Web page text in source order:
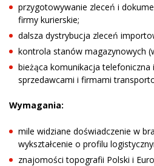
przygotowywanie zleceń i
firmy kurierskie;
dalsza dystrybucja zleceń
kontrola stanów magazynowych
bieżąca komunikacja
sprzedawcami i firmami
Wymagania:
mile widziane doświadczenie w
wykształcenie o profilu
znajomości topografii Polski i